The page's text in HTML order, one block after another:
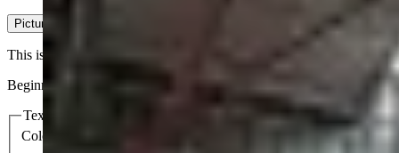
Picture-in-Picture
This is a modal window.
Beginning of dialog window. Escape will cancel and close the
Text
Color